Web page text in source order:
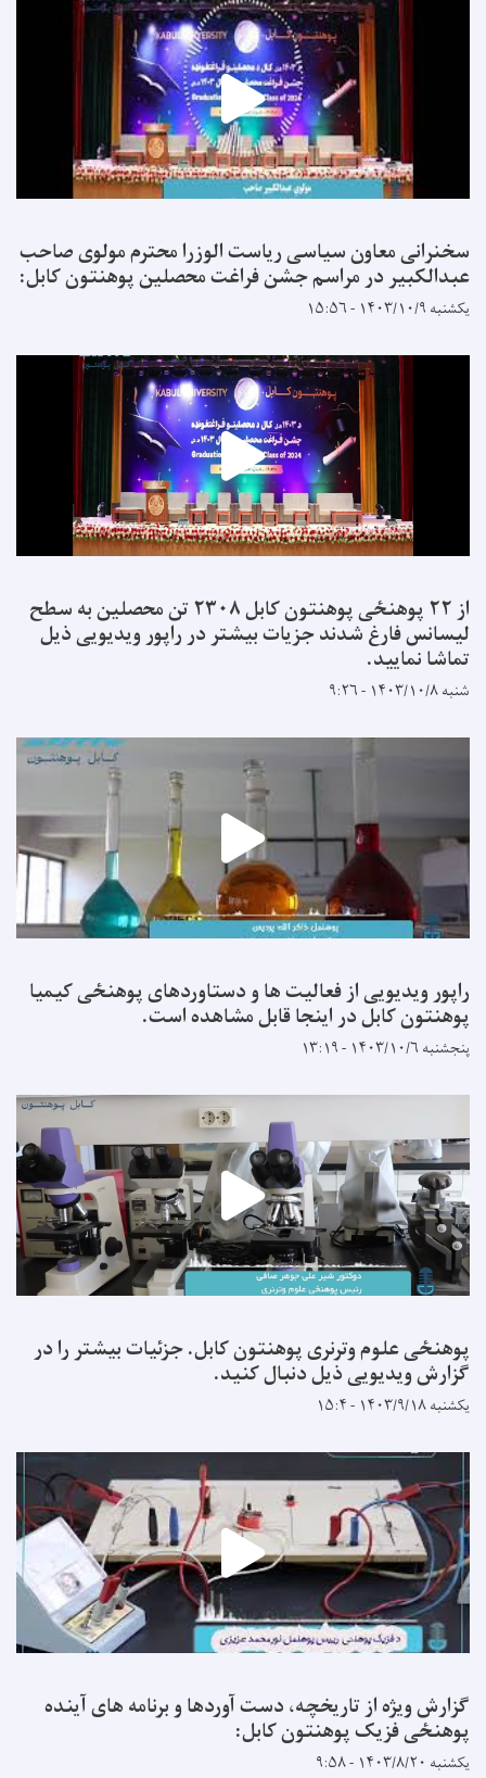
سخنرانی معاون سیاسی ریاست الوزرا محترم مولوی صاحب
عبدالکبیر در مراسم جشن فراغت محصلین پوهنتون کابل:
یکشنبه ۱۴۰۳/۱۰/۹ - ۱۵:۵۶
از ۲۲ پوهنځی پوهنتون کابل ۲۳۰۸ تن محصلین به سطح
لیسانس فارغ شدند جزیات بیشتر در راپور ویدیویی ذیل
تماشا نمایید.
شنبه ۱۴۰۳/۱۰/۸ - ۹:۲۶
راپور ویدیویی از فعالیت ها و دستاوردهای پوهنځی کیمیا
پوهنتون کابل در اینجا قابل مشاهده است.
پنجشنبه ۱۴۰۳/۱۰/۶ - ۱۳:۱۹
پوهنځی علوم وترنری پوهنتون کابل. جزئیات بیشتر را در
گزارش ویدیویی ذیل دنبال کنید.
یکشنبه ۱۴۰۳/۹/۱۸ - ۱۵:۴
گزارش ویژه از تاریخچه، دست آوردها و برنامه های آینده
پوهنځی فزیک پوهنتون کابل:
یکشنبه ۱۴۰۳/۸/۲۰ - ۹:۵۸